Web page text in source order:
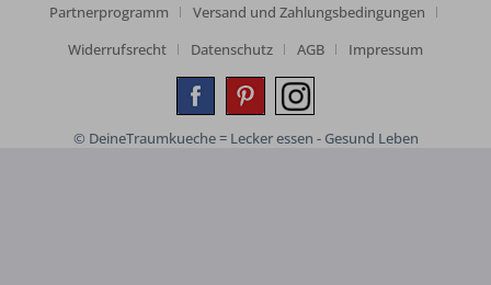
Partnerprogramm
Versand und Zahlungsbedingungen
Widerrufsrecht
Datenschutz AGB Impressum
© DeineTraumkueche = Lecker essen - Gesund Leben